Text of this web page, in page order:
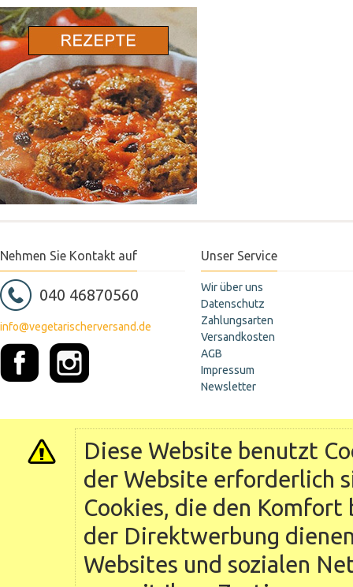
ohne Sellerie
ohne Lupine
ohne Gluten
ohne Nüsse
Nehmen Sie Kontakt auf
040 46870560
info@vegetarischerversand.de
Unser Service
Wir über uns
Datenschutz
Zahlungsarten
Versandkosten
AGB
Impressum
Newsletter
Diese Website benutzt
der Website erforderlich
Cookies, die den
der Direktwerbung
Websites und sozialen